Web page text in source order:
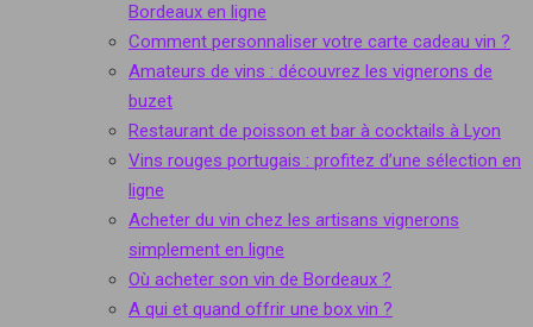
Bordeaux en ligne
Comment personnaliser votre carte cadeau vin ?
Amateurs de vins : découvrez les vignerons de
buzet
Restaurant de poisson et bar à cocktails à Lyon
Vins rouges portugais : profitez d’une sélection en
ligne
Acheter du vin chez les artisans vignerons
simplement en ligne
Où acheter son vin de Bordeaux ?
A qui et quand offrir une box vin ?